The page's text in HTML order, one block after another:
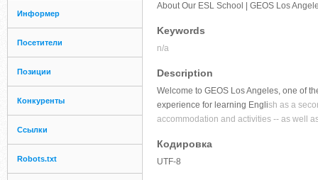
Информер
Посетители
Позиции
Конкуренты
Ссылки
Robots.txt
About Our ESL School | GEOS Los
Keywords
n/a
Description
Welcome to GEOS Los Angeles, one of
experience for learning English as a
accommodation and activities -- as well
Кодировка
UTF-8